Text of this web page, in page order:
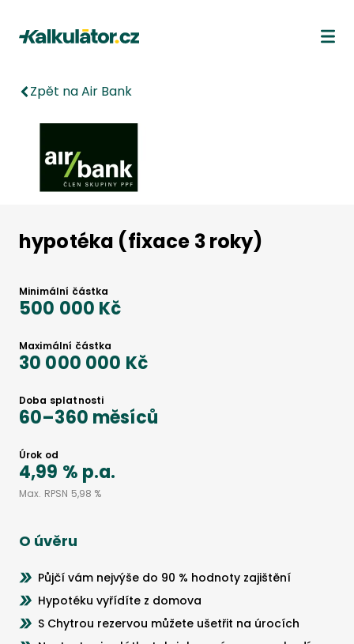
Kalkulátor.cz
Zpět na Air Bank
hypotéka (fixace 3 roky)
Minimální částka
500 000 Kč
Maximální částka
30 000 000 Kč
Doba splatnosti
60–360 měsíců
Úrok od
4,99 % p.a.
Max. RPSN 5,98 %
O úvěru
Půjčí vám nejvýše do 90 % hodnoty zajištění
Hypotéku vyřídíte z domova
S Chytrou rezervou můžete ušetřit na úrocích